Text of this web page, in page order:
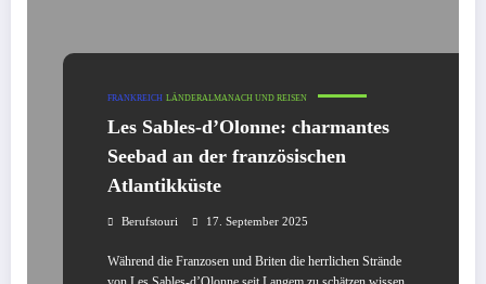
FRANKREICH LÄNDERALMANACH UND REISEN
Les Sables-d’Olonne: charmantes
Seebad an der französischen
Atlantikküste
Berufstouri 17. September 2025
Während die Franzosen und Briten die herrlichen Strände